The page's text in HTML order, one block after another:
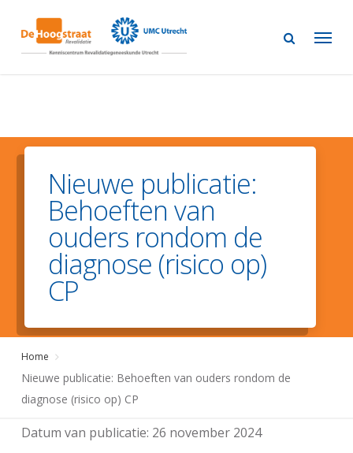
main
Nieuwe publicatie:
Behoeften van
ouders rondom de
diagnose (risico op)
CP
Home
Nieuwe publicatie: Behoeften van ouders rondom de
diagnose (risico op) CP
Datum van publicatie: 26 november 2024